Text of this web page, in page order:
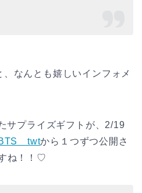
なんとも嬉しいインフォメ
サプライズギフトが、2/19
＿twtから１つずつ公開さ
ね！！♡